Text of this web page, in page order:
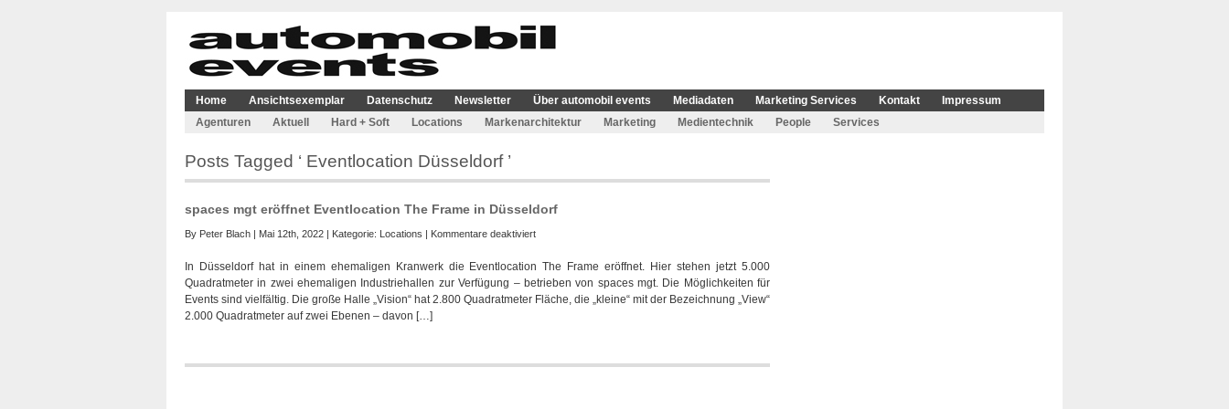
Home Ansichtsexemplar Datenschutz Newsletter Über automobil events Mediadaten Marketing Services Kontakt
Impressum
Agenturen
Aktuell Hard + Soft Locations Markenarchitektur Marketing Medientechnik People Services
Posts Tagged ‘ Eventlocation Düsseldorf ’
spaces mgt eröffnet Eventlocation The Frame in Düsseldorf
By Peter Blach | Mai 12th, 2022 | Kategorie: Locations | Kommentare deaktiviertfür
mgt
eröffnet
Eventlocation
Düsseldorf
In Düsseldorf hat in einem ehemaligen Kranwerk die Eventlocation The Frame eröffnet. Hier stehen jetzt 5.000
Quadratmeter in zwei ehemaligen Industriehallen zur Verfügung – betrieben von spaces mgt. Die Möglichkeiten für
Events sind vielfältig. Die große Halle „Vision“ hat 2.800 Quadratmeter Fläche, die „kleine“ mit der Bezeichnung „View“
2.000 Quadratmeter auf zwei Ebenen – davon […]